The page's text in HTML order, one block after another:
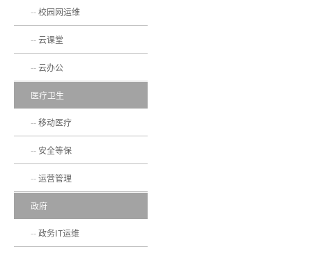
校园网运维
云课堂
云办公
医疗卫生
移动医疗
安全等保
运营管理
政府
政务IT运维